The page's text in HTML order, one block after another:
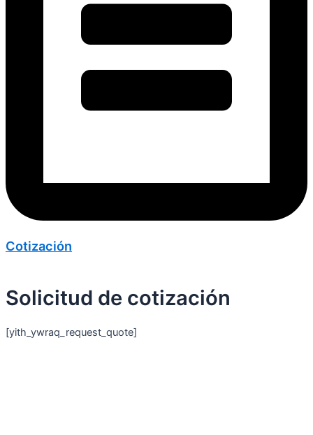
Cotización
Solicitud de cotización
[yith_ywraq_request_quote]